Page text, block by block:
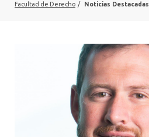
VINCULACIÓN CON EL MEDIO
Facultad de Derecho / Noticias Destacadas